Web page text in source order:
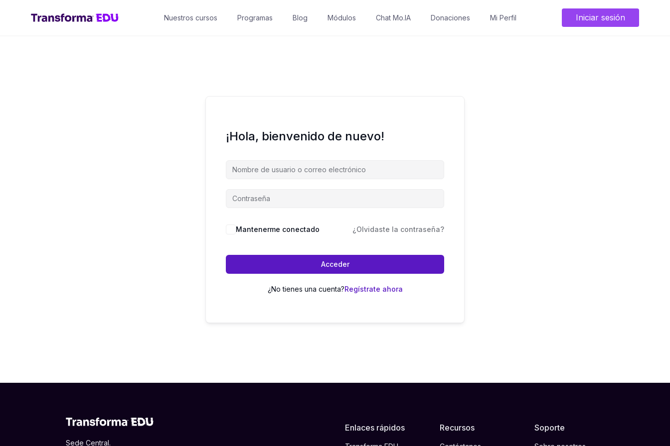
Nuestros cursos Programas Blog Módulos Chat Mo.IA Donaciones Mi Perfil Iniciar sesión
¡Hola, bienvenido de nuevo!
Mantenerme conectado ¿Olvidaste la contraseña?
Acceder
¿No tienes una cuenta?Regístrate ahora
Sede Central.
Enlaces rápidos Recursos Soporte